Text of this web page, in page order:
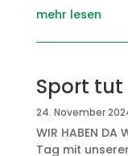
mehr lesen
Sport
24. November
WIR HABEN
Tag mit